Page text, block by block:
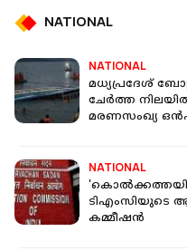
NATIONAL
NATIONAL
മധ്യപ്രദേശ്
ചേര്‍ത്ത
മരണസംഖ്യ
NATIONAL
ടിഎംസിയുടെ
കമ്മീഷൻ